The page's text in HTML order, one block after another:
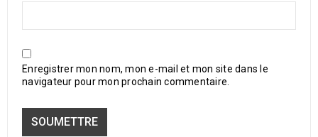
Enregistrer mon nom, mon e-mail et mon site dans le
navigateur pour mon prochain commentaire.